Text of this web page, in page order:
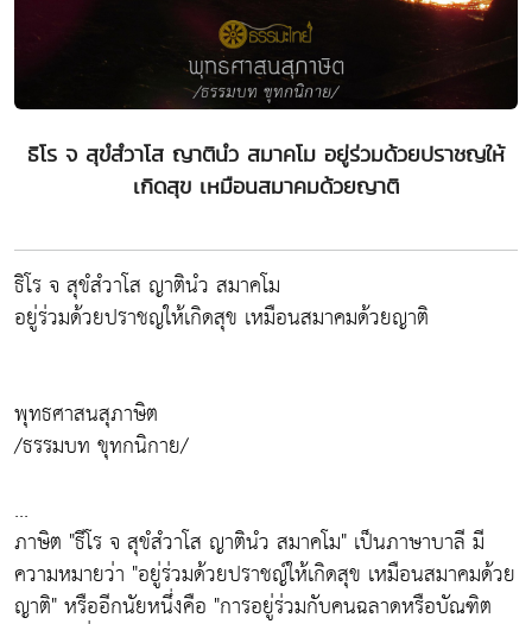
ธิโร จ สุขํสํวาโส ญาตินํว สมาคโม อยู่ร่วมด้วยปราชญให้
เกิดสุข เหมือนสมาคมด้วยญาติ
ธิโร จ สุขํสํวาโส ญาตินํว สมาคโม
อยู่ร่วมด้วยปราชญให้เกิดสุข เหมือนสมาคมด้วยญาติ
พุทธศาสนสุภาษิต
/ธรรมบท ขุทกนิกาย/
...
ภาษิต "ธีโร จ สุขํสํวาโส ญาตินํว สมาคโม" เป็นภาษาบาลี มี
ความหมายว่า "อยู่ร่วมด้วยปราชญ์ให้เกิดสุข เหมือนสมาคมด้วย
ญาติ" หรืออีกนัยหนึ่งคือ "การอยู่ร่วมกับคนฉลาดหรือบัณฑิต